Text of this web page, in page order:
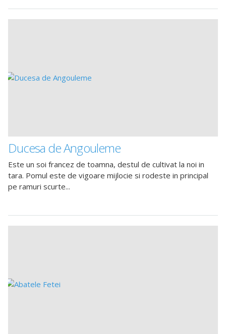
Ducesa de Angouleme
Este un soi francez de toamna, destul de cultivat la noi in
tara. Pomul este de vigoare mijlocie si rodeste in principal
pe ramuri scurte...